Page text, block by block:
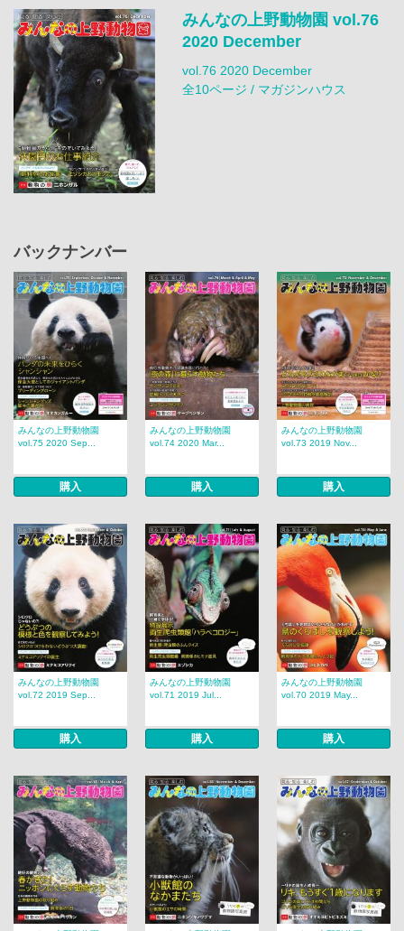
みんなの上野動物園 vol.76
2020 December
vol.76 2020 December
全10ページ / マガジンハウス
バックナンバー
みんなの上野動物園
vol.75 2020 Sep...
購入
みんなの上野動物園
vol.74 2020 Mar...
購入
みんなの上野動物園
vol.73 2019 Nov...
購入
みんなの上野動物園
vol.72 2019 Sep...
購入
みんなの上野動物園
vol.71 2019 Jul...
購入
みんなの上野動物園
vol.70 2019 May...
購入